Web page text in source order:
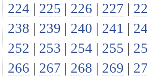
224 | 225 | 226 | 227 |
238 | 239 | 240 | 241 |
252 | 253 | 254 | 255 |
266 | 267 | 268 | 269 |